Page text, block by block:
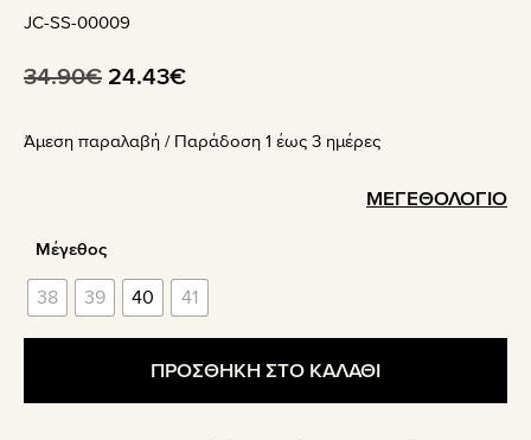
JC-SS-00009
34.90€ Original
was:
24.43€Η
τιμή
Άμεση παραλαβή / Παράδoση 1 έως 3 ημέρες
ΜΕΓΕΘΟΛΟΓΙΟ
Μέγεθος
38 39 40 41
ΠΡΟΣΘΗΚΗ ΣΤΟ ΚΑΛΑΘΙ